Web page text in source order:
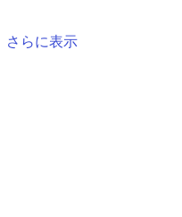
さらに表示